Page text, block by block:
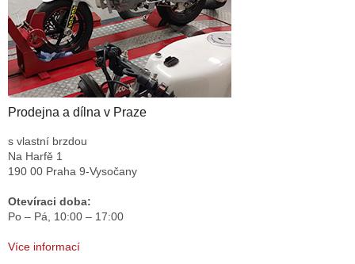
Prodejna a dílna v Praze
s vlastní brzdou
Na Harfě 1
190 00 Praha 9-Vysočany
Otevíraci doba:
Po – Pá, 10:00 – 17:00
Více informací